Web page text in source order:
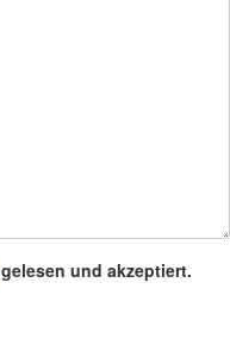
gelesen und akzeptiert.